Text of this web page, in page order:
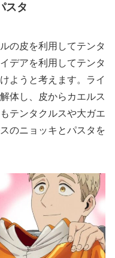
スタ
の皮を利用してテンタ
デアを利用してテンタ
ようと考えます。ライ
体し、皮からカエルス
テンタクルスや大ガエ
のニョッキとパスタを